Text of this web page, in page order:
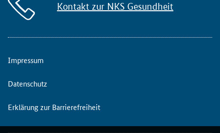
Kontakt zur NKS Gesundheit
Impressum
Datenschutz
Erklärung zur Barrierefreiheit